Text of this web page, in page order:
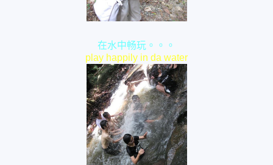
在水中畅玩。。。
play happily in da water